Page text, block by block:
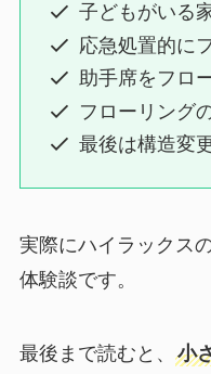
子どもがいる
応急処置的に
助手席をフロ
フローリング
最後は構造変
実際にハイラックス
体験談です。
最後まで読むと、 小